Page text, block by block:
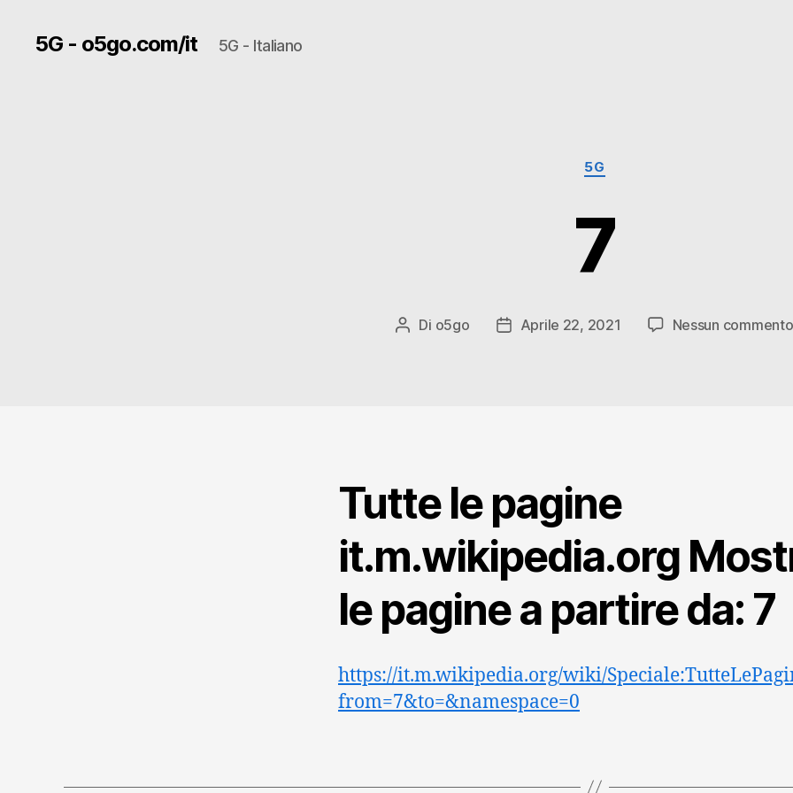
5G - o5go.com/it 5G - Italiano
Categorie
5G
7
Autore
Di o5go
DataAprile 22, 2021 Nessun commento
Tutte le pagine
it.m.wikipedia.org
le pagine a partire da: 7
https://it.m.wikipedia.org/wiki/
from=7&to=&namespace=0